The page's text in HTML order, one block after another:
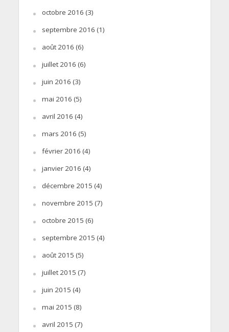
octobre 2016 (3)
septembre 2016 (1)
août 2016 (6)
juillet 2016 (6)
juin 2016 (3)
mai 2016 (5)
avril 2016 (4)
mars 2016 (5)
février 2016 (4)
janvier 2016 (4)
décembre 2015 (4)
novembre 2015 (7)
octobre 2015 (6)
septembre 2015 (4)
août 2015 (5)
juillet 2015 (7)
juin 2015 (4)
mai 2015 (8)
avril 2015 (7)